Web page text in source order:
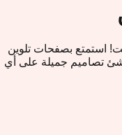
استمتع بصفحات تلوين
تصاميم جميلة على أي